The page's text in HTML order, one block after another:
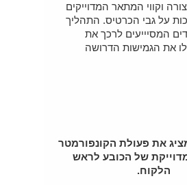
וקווי המתאר המדוייקים
על גבי הכרטיס. התהליך
המסיייעים לרכך את
את הגמישות הדרושה
את פעולת הקונפורמטר
של הכובע לראש
הלקוח.